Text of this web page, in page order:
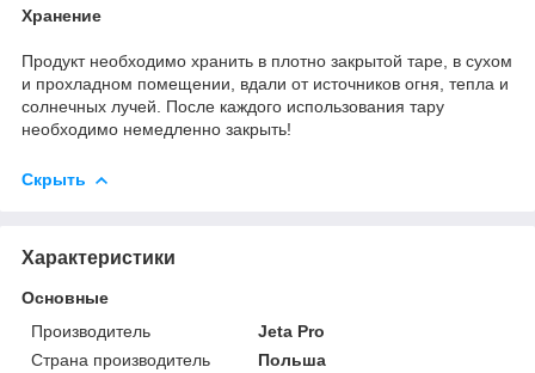
Хранение
Продукт необходимо хранить в плотно закрытой таре, в сухом
и прохладном помещении, вдали от источников огня, тепла и
солнечных лучей. После каждого использования тару
необходимо немедленно закрыть!
Скрыть
Характеристики
Основные
Производитель
Jeta Pro
Страна производитель
Польша